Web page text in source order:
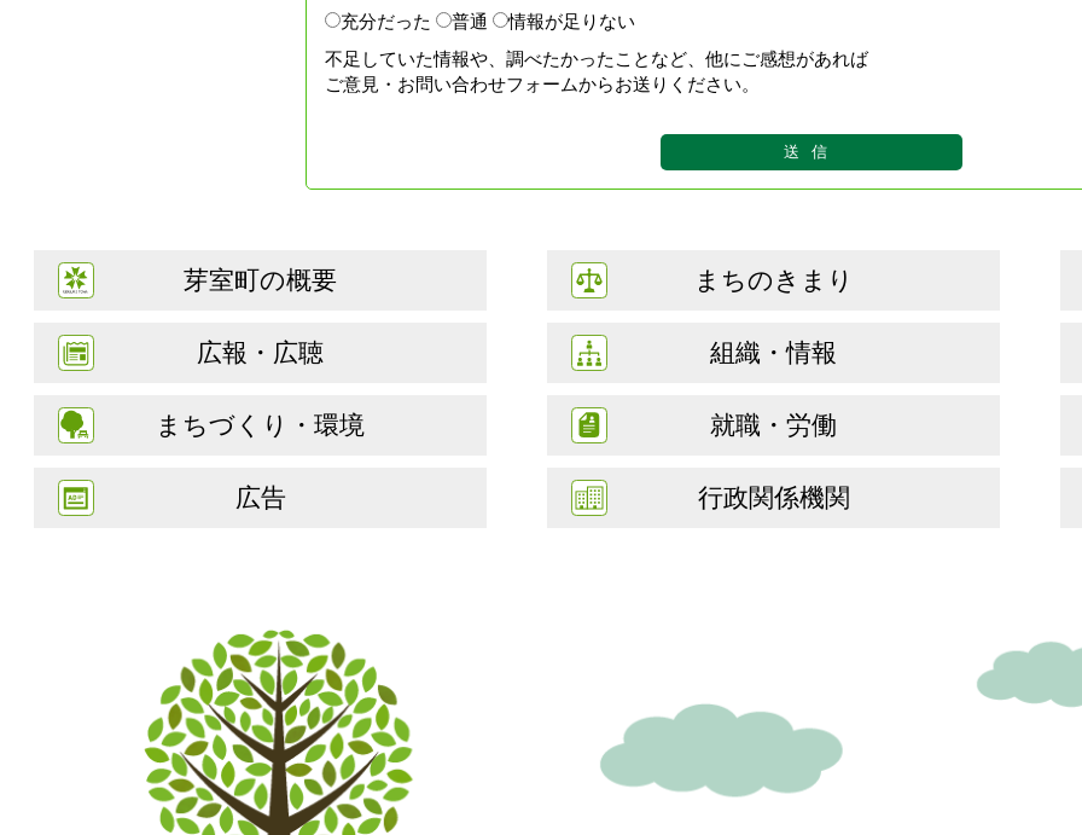
充分だった
普通
情報が足りない
不足していた情報や、調べたかったことなど、他にご感想があれば
ご意見・お問い合わせフォームからお送りください。
芽室町の概要 まちのきまり
広報・広聴 組織・情報
まちづくり・環境 就職・労働
広告 行政関係機関